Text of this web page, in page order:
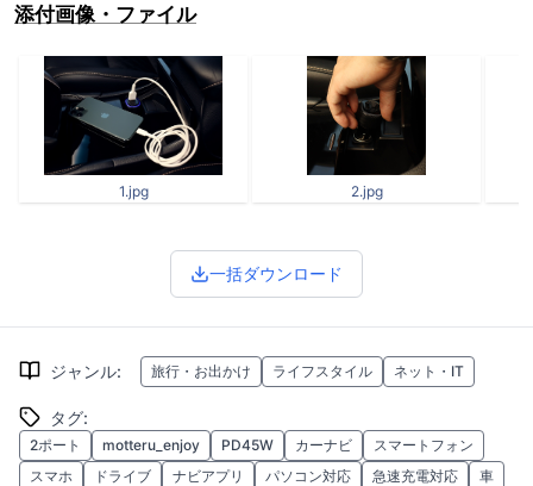
添付画像・ファイル
1.jpg 2.jpg
一括ダウンロード
ジャンル: 旅行・お出かけ ライフスタイル ネット・IT
タグ:
2ポート motteru_enjoy PD45W カーナビ
スマートフォン
スマホ
ドライブ ナビアプリ パソコン対応 急速充電対応
車